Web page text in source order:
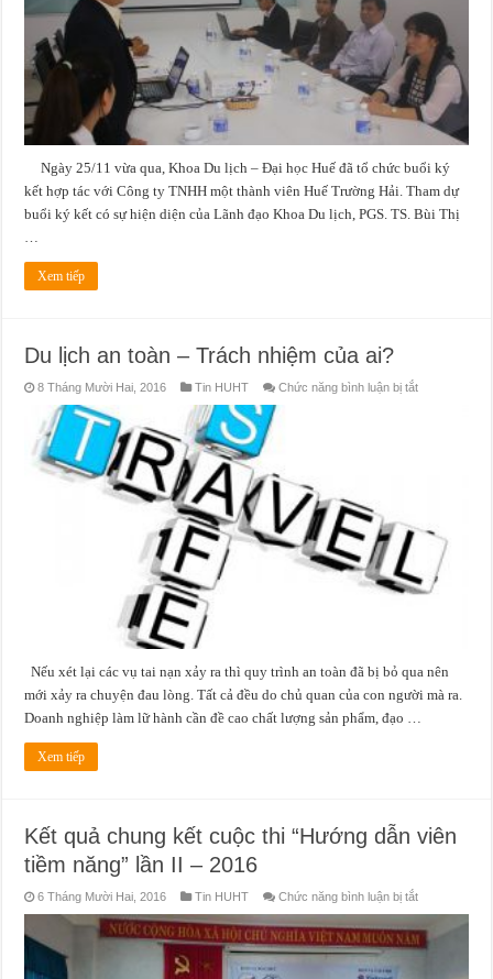
kết
hợp
tác
với
Công
ty
TNHH
MTV
Huế
Trường
Ngày 25/11 vừa qua, Khoa Du lịch – Đại học Huế đã tổ chức buổi ký
kết hợp tác với Công ty TNHH một thành viên Huế Trường Hải. Tham dự
buổi ký kết có sự hiện diện của Lãnh đạo Khoa Du lịch, PGS. TS. Bùi Thị
Xem tiếp
Du lịch an toàn – Trách nhiệm của ai?
8 Tháng Mười Hai, 2016 Tin HUHT Chức năng bình luận bị tắtở
Nếu xét lại các vụ tai nạn xảy ra thì quy trình an toàn đã bị bỏ qua nên
mới xảy ra chuyện đau lòng. Tất cả đều do chủ quan của con người mà ra.
Doanh nghiệp làm lữ hành cần đề cao chất lượng sản phẩm, đạo …
Xem tiếp
Kết quả chung kết cuộc thi “Hướng dẫn viên
tiềm năng” lần II – 2016
6 Tháng Mười Hai, 2016 Tin HUHT Chức năng bình luận bị tắtở
chung
kết